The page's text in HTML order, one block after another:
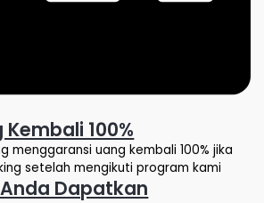
100%
menggaransi uang kembali 100% jika
setelah mengikuti program kami
Dapatkan